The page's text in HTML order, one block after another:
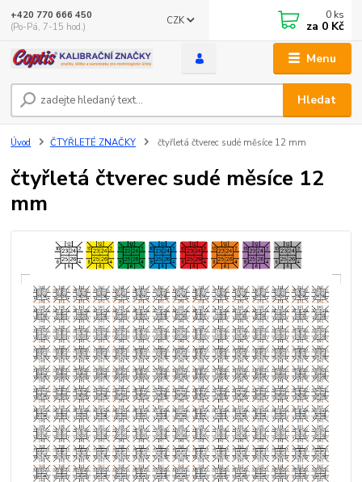
Menu
CZK
Hledat
+420 770 666 450
(Po-Pá, 7-15 hod.)
0 ks
za 0 Kč
Úvod ČTYŘLETÉ ZNAČKY čtyřletá čtverec sudé měsíce 12 mm
čtyřletá čtverec sudé měsíce 12
mm